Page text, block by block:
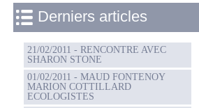
Derniers articles
21/02/2011 - RENCONTRE AVEC
SHARON STONE
01/02/2011 - MAUD FONTENOY
MARION COTTILLARD
ECOLOGISTES